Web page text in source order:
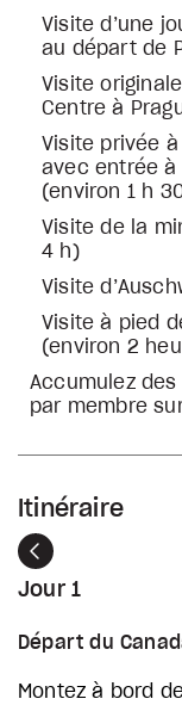
Visite d’une
au départ de
Visite
Centre à
Visite privée
avec entrée à
(environ 1 h
Visite de la
4 h)
Visite
Visite à pied
(environ 2
Accumulez
par membre
Itinéraire
Précédent
Jour 1
Départ du
Montez à bord